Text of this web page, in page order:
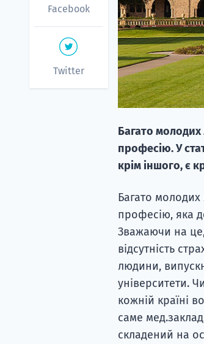
Facebook
Twitter
Багато
професію. У
крім іншого, є
Багато
професію, яка
Зважаючи на це,
відсутність
людини,
університети.
кожній країні
саме
складений на